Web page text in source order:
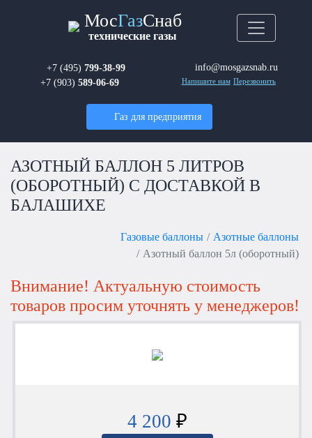
МосГазСнаб
технические газы
+7 (495) 799-38-99
+7 (903) 589-06-69
info@mosgazsnab.ru
Напишите нам Перезвонить
Газ для предприятия
АЗОТНЫЙ БАЛЛОН 5 ЛИТРОВ
(ОБОРОТНЫЙ) С ДОСТАВКОЙ В
БАЛАШИХЕ
Газовые баллоны
Азотные баллоны
Азотный баллон 5л (оборотный)
Внимание! Актуальную стоимость
товаров просим уточнять у менеджеров!
4 200 ₽